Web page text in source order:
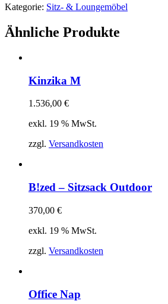
Kategorie: Sitz- & Loungemöbel
Ähnliche Produkte
Kinzika M
1.536,00 €
exkl. 19 % MwSt.
zzgl. Versandkosten
B!zed – Sitzsack Outdoor
370,00 €
exkl. 19 % MwSt.
zzgl. Versandkosten
Office Nap